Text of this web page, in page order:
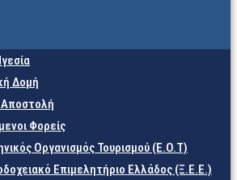
Δομή
Φορείς
Οργανισμός Τουρισμού (Ε.Ο.Τ)
Επιμελητήριο Ελλάδος (Ξ.Ε.Ε.)